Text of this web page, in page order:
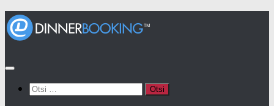
Otsi: